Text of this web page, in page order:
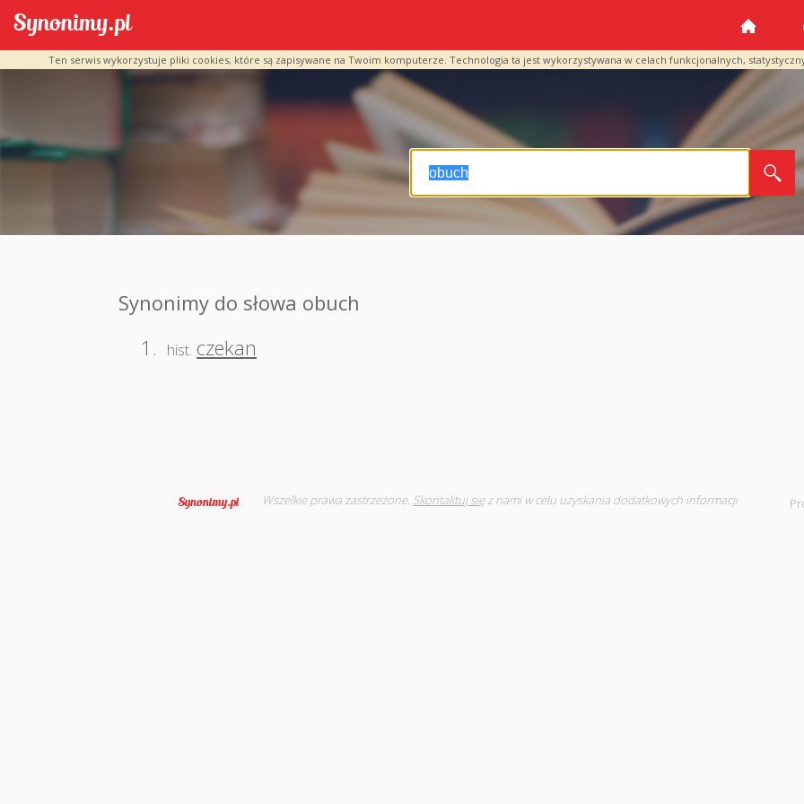
Ten serwis wykorzystuje pliki cookies, które są zapisywane na Twoim komputerze. Technologia ta jest wykorzystywana w celach funkcjonalnych,
Synonimy do słowa obuch
1.
hist. czekan
Wszelkie prawa zastrzeżone. Skontaktuj sięz nami w celu uzyskania dodatkowych informacji